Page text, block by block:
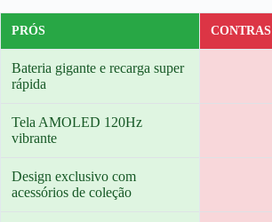
PRÓS CONTRAS
Bateria gigante e recarga super
rápida
Tela AMOLED 120Hz
vibrante
Design exclusivo com
acessórios de coleção